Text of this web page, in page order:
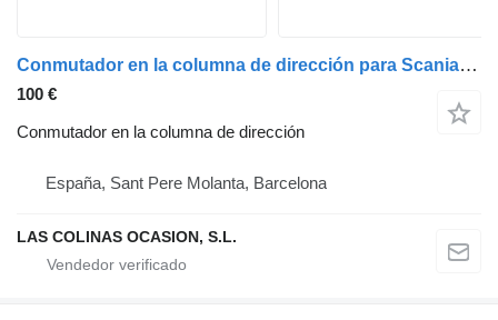
Conmutador en la columna de dirección para Scania Serie 4 (P/R 164 L)(2001->) camión
100 €
Conmutador en la columna de dirección
España, Sant Pere Molanta, Barcelona
LAS COLINAS OCASION, S.L.